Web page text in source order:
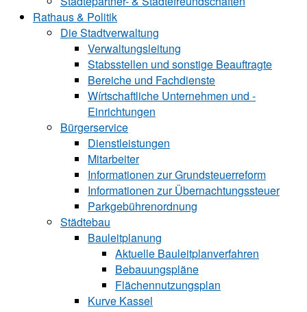
Rathaus & Politik
Die Stadtverwaltung
Verwaltungsleitung
Stabsstellen und ­sonstige Beauftragte
Bereiche und ­Fachdienste
Wírtschaftliche ­Unternehmen und ­
Einrichtungen
Bürgerservice
Dienstleistungen
Mitarbeiter
Informationen zur Grund‍steu‍er‍re‍form
Informationen zur Über‍nachtungssteuer
Parkgebührenordnung
Städtebau
Bauleitplanung
Aktuelle Bauleitplanverfahren
Bebauungspläne
Flächennutzungsplan
Kurve Kassel